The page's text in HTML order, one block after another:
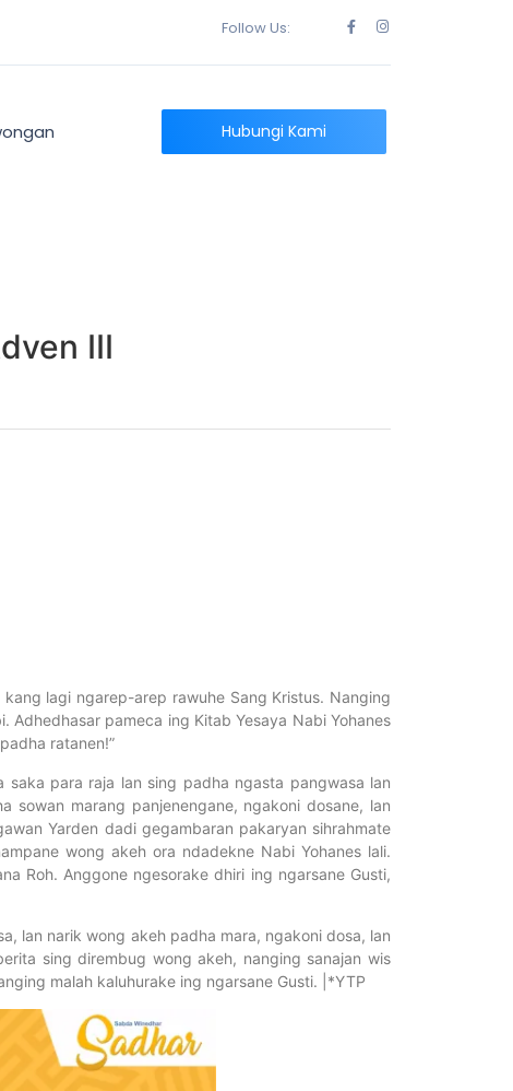
Follow Us:
Hubungi Kami
III
lagi ngarep-arep rawuhe Sang Kristus. Nanging
Adhedhasar pameca ing Kitab Yesaya Nabi Yohanes
ratanen!”
para raja lan sing padha ngasta pangwasa lan
sowan marang panjenengane, ngakoni dosane, lan
Yarden dadi gegambaran pakaryan sihrahmate
wong akeh ora ndadekne Nabi Yohanes lali.
Roh. Anggone ngesorake dhiri ing ngarsane Gusti,
lan narik wong akeh padha mara, ngakoni dosa, lan
sing dirembug wong akeh, nanging sanajan wis
malah kaluhurake ing ngarsane Gusti. |*YTP